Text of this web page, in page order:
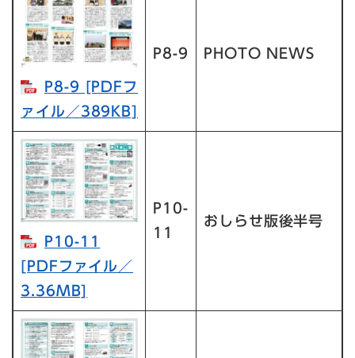
P8-9 [PDFフ
ァイル／389KB]
P8-9 PHOTO NEWS
P10-11
[PDFファイル／
3.36MB]
P10-
11
おしらせ版後半号